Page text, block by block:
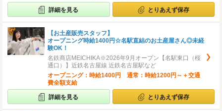
詳細を見る とりあえず保存
【お土産販売スタッフ】
オープニング時給1400円☆名駅直結のお土産屋さん◎未経
験OK！
名鉄商店MEICHIKA※2026年9月オープン【名駅東口（桜
通口）】近鉄名古屋線 近鉄名古屋駅など
オープニング：時給1400円 通常：時給1200円～＋交通
費全額支給
詳細を見る とりあえず保存